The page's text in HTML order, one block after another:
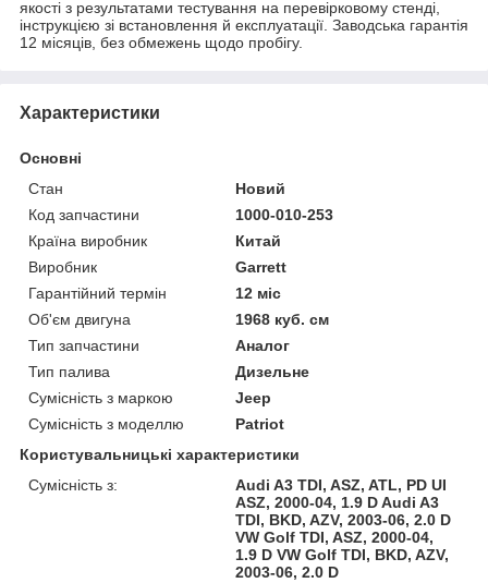
якості з результатами тестування на перевірковому стенді,
інструкцією зі встановлення й експлуатації. Заводська гарантія
12 місяців, без обмежень щодо пробігу.
Характеристики
Основні
Стан
Новий
Код запчастини
1000-010-253
Країна виробник
Китай
Виробник
Garrett
Гарантійний термін
12 міс
Об'єм двигуна
1968 куб. см
Тип запчастини
Аналог
Тип палива
Дизельне
Сумісність з маркою
Jeep
Сумісність з моделлю
Patriot
Користувальницькі характеристики
Сумісність з:
Audi A3 TDI, ASZ, ATL, PD UI
ASZ, 2000-04, 1.9 D Audi A3
TDI, BKD, AZV, 2003-06, 2.0 D
VW Golf TDI, ASZ, 2000-04,
1.9 D VW Golf TDI, BKD, AZV,
2003-06, 2.0 D